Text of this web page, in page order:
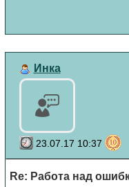
Инка
23.07.17 10:37
Re: Работа над